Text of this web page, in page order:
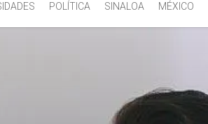
POLÍTICA SINALOA MÉXICO